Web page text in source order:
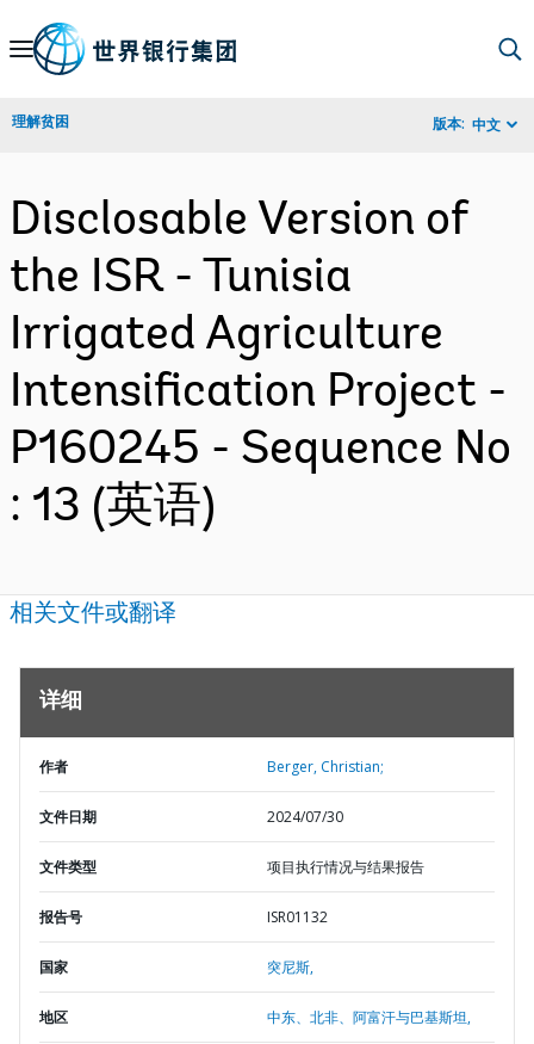
Skip
Navigation
理解贫困 版本: 中文
Disclosable Version of
the ISR - Tunisia
Irrigated Agriculture
Intensification Project -
P160245 - Sequence No
: 13 (英语)
相关文件或翻译
详细
作者 Berger, Christian;
文件日期 2024/07/30
文件类型 项目执行情况与结果报告
报告号 ISR01132
国家 突尼斯,
地区 中东、北非、阿富汗与巴基斯坦,